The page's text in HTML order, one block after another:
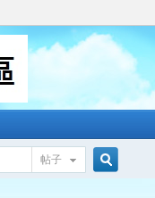
帖子